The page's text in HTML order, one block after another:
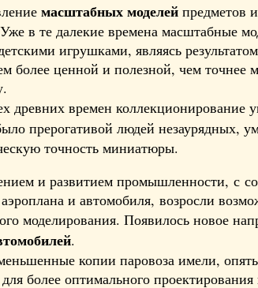
масштабных моделей предметов
в те далекие времена масштабные
игрушками, являясь
более ценной и полезной, чем точнее
древних времен коллекционирование
прерогативой людей незаурядных,
точность миниатюры.
и развитием промышленности, с
и автомобиля, возросли
моделирования. Появилось новое
.
копии паровоза имели,
более оптимального